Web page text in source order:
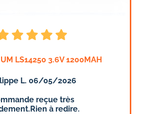
LS14250 3.6V 1200MAH
L. 06/05/2026
reçue très
à redire.